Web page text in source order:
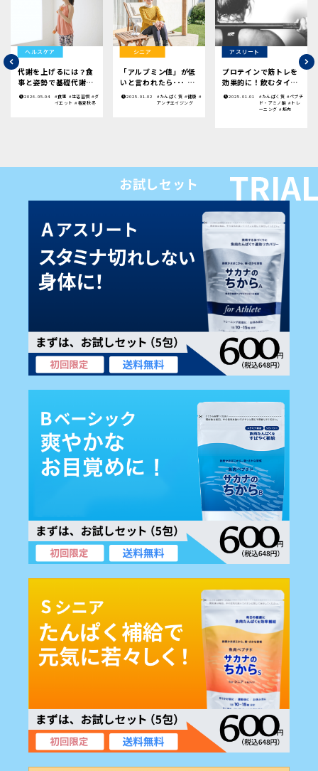
ヘルスケア
代謝を上げるには？食
事と姿勢で基礎代謝を
高める方法
2026.05.04 #食事 #生活習慣 #ダ
イエット #春夏秋冬
シニア
「アルブミン値」が低
いと言われたら･･･ |
今日から意識したいこ
2025.01.02 #たんぱく質 #健康 #
アンチエイジング
アスリート
プロテインで筋トレを
効果的に！飲むタイミ
ングや効果についてわ
かりやすく解説
2025.01.01 #たんぱく質 #ペプチ
ド・アミノ酸 #トレ
ーニング #筋肉
お試しセット